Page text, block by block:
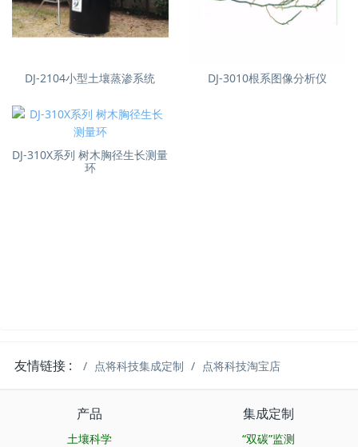
DJ-2104小型土壤蒸渗系统 DJ-3010根系图像分析仪
DJ-310X系列 树木胸径生长测量
环
友情链接 : 点将科技集成定制 点将科技淘宝店
产品
土壤科学
集成定制
“双碳”监测